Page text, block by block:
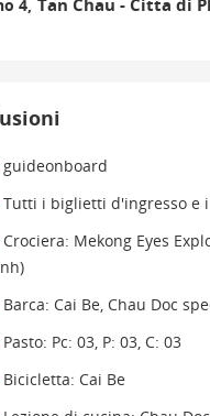
4, Tan Chau - Citta di
guideonboard
Tutti i biglietti d'ingresso e
Crociera: Mekong Eyes
Barca: Cai Be, Chau Doc
Pasto: Pc: 03, P: 03, C: 03
Bicicletta: Cai Be